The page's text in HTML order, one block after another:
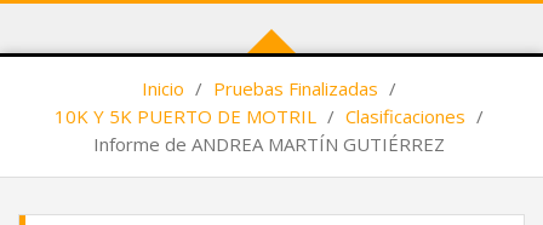
Inicio / Pruebas Finalizadas /
10K Y 5K PUERTO DE MOTRIL / Clasificaciones /
Informe de ANDREA MARTÍN GUTIÉRREZ